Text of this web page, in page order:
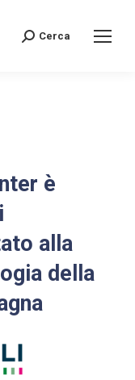
Cerca
è
alla
della